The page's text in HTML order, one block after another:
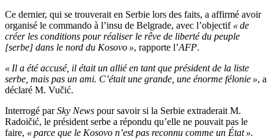
Ce dernier, qui se trouverait en Serbie lors des faits, a affirmé avoir
organisé le commando à l’insu de Belgrade, avec l’objectif « de
créer les conditions pour réaliser le rêve de liberté du peuple
[serbe] dans le nord du Kosovo », rapporte l’AFP.
« Il a été accusé, il était un allié en tant que président de la liste
serbe, mais pas un ami. C’était une grande, une énorme félonie », a
déclaré M. Vučić.
Interrogé parSky News pour savoir si la Serbie extraderait M.
Radoičić, le président serbe a répondu qu’elle ne pouvait pas le
faire, « parce que le Kosovo n’est pas reconnu comme un État ».